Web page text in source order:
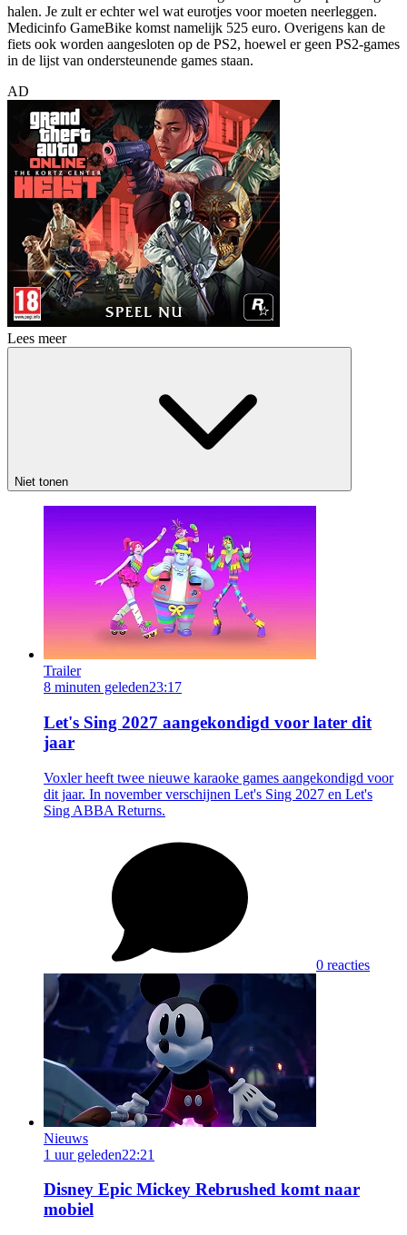
halen. Je zult er echter wel wat eurotjes voor moeten neerleggen.
Medicinfo GameBike komst namelijk 525 euro. Overigens kan de
fiets ook worden aangesloten op de PS2, hoewel er geen PS2-games
in de lijst van ondersteunende games staan.
AD
Lees meer
Niet tonen
Trailer
8 minuten geleden23:17
Let's Sing 2027 aangekondigd voor later dit
jaar
Voxler heeft twee nieuwe karaoke games aangekondigd voor
dit jaar. In november verschijnen Let's Sing 2027 en Let's
Sing ABBA Returns.
0 reacties
Nieuws
1 uur geleden22:21
Disney Epic Mickey Rebrushed komt naar
mobiel